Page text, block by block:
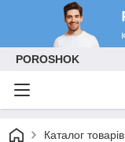
POROSHOK
Каталог товарів